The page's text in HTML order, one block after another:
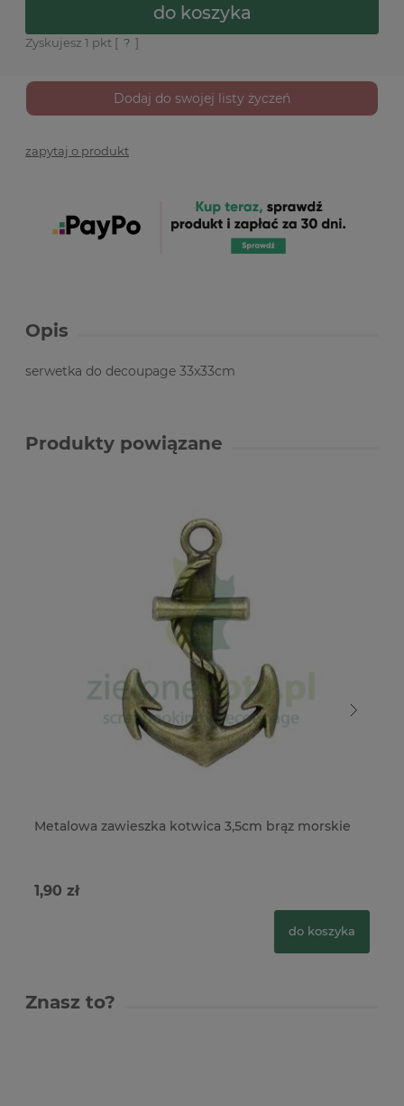
do koszyka
Zyskujesz 1 pkt [ ? ]
Dodaj do swojej listy życzeń
zapytaj o produkt
Opis
serwetka do decoupage 33x33cm
Produkty powiązane
Metalowa zawieszka kotwica 3,5cm brąz morskie
1,90 zł
do koszyka
Znasz to?